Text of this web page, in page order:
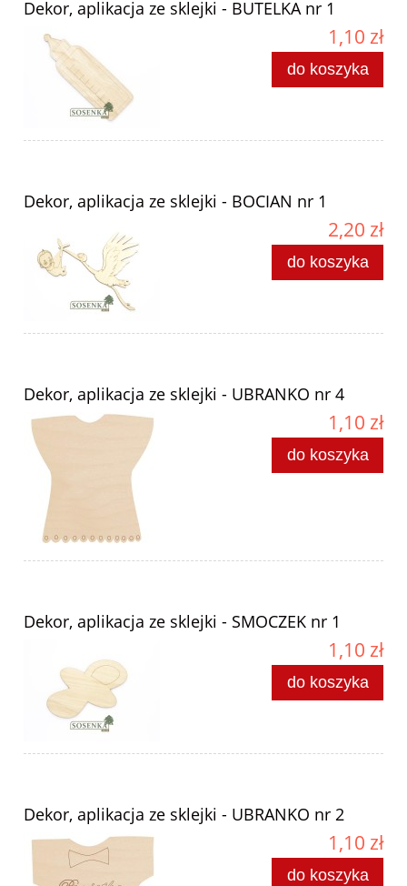
Dekor, aplikacja ze sklejki - BUTELKA nr 1
1,10 zł
do koszyka
Dekor, aplikacja ze sklejki - BOCIAN nr 1
2,20 zł
do koszyka
Dekor, aplikacja ze sklejki - UBRANKO nr 4
1,10 zł
do koszyka
Dekor, aplikacja ze sklejki - SMOCZEK nr 1
1,10 zł
do koszyka
Dekor, aplikacja ze sklejki - UBRANKO nr 2
1,10 zł
do koszyka